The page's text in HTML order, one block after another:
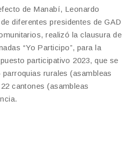
de Manabí, Leonardo
diferentes presidentes de GAD
realizó la clausura de
“Yo Participo”, para la
participativo 2023, que se
rurales (asambleas
cantones (asambleas